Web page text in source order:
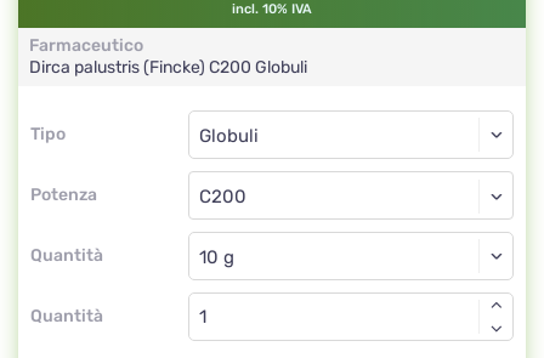
incl. 10% IVA
Farmaceutico
Dirca palustris (Fincke) C200 Globuli
Tipo
Tipo
Potenza
Globuli
C200
Quantità
Globuli
Quantità